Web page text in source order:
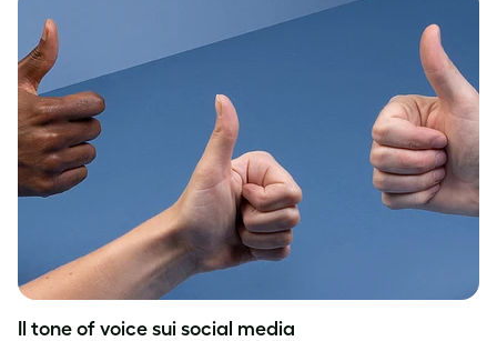
Dentro MOO
Ispirazione
Il tone of voice sui social media